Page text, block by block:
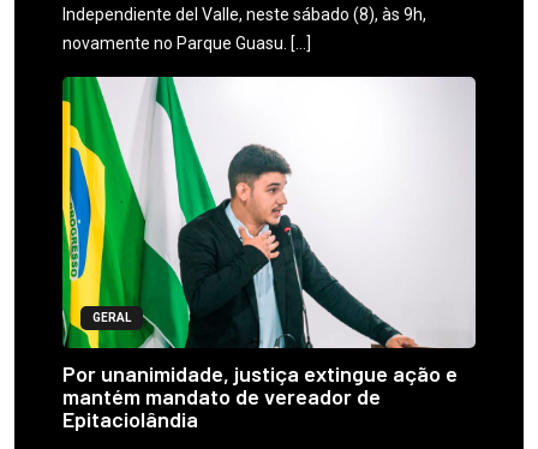
Independiente del Valle, neste sábado (8), às 9h,
novamente no Parque Guasu. […]
GERAL
Por unanimidade, justiça extingue ação e
mantém mandato de vereador de
Epitaciolândia